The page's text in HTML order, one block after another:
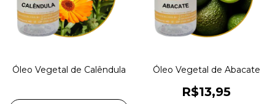
Óleo Vegetal de Calêndula Óleo Vegetal de Abacate
R$13,95